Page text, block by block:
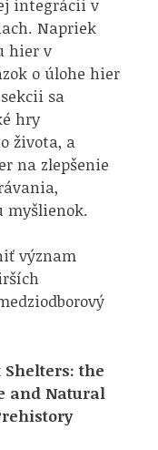
integrácii v
Napriek
hier v
o úlohe hier
sa
hry
života, a
na zlepšenie
myšlienok.
význam
Shelters: the
and Natural